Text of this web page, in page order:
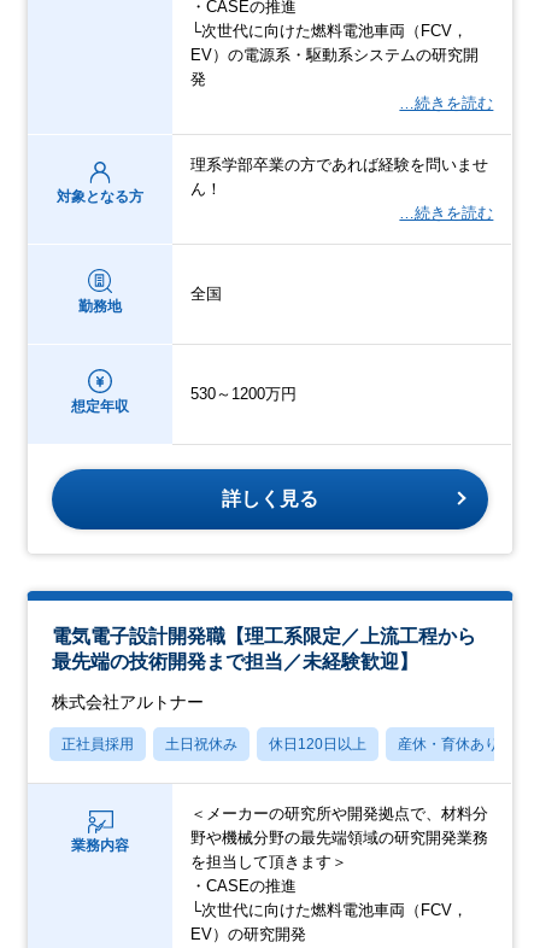
・CASEの推進
└次世代に向けた燃料電池車両（FCV，
EV）の電源系・駆動系システムの研究開
発
…続きを読む
対象となる方
理系学部卒業の方であれば経験を問いませ
ん！
…続きを読む
勤務地
全国
想定年収
530～1200万円
詳しく見る
電気電子設計開発職【理工系限定／上流工程から
最先端の技術開発まで担当／未経験歓迎】
株式会社アルトナー
正社員採用 土日祝休み 休日120日以上 産休・育休あり
業務内容
＜メーカーの研究所や開発拠点で、材料分
野や機械分野の最先端領域の研究開発業務
を担当して頂きます＞
・CASEの推進
└次世代に向けた燃料電池車両（FCV，
EV）の研究開発